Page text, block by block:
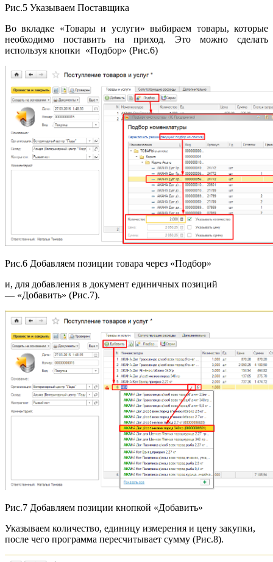
Рис.5 Указываем Поставщика
Во вкладке «Товары и услуги» выбираем товары, которые
необходимо поставить на приход. Это можно сделать
используя кнопки «Подбор» (Рис.6)
Рис.6 Добавляем позиции товара через «Подбор»
и, для добавления в документ единичных позиций
— «Добавить» (Рис.7).
Рис.7 Добавляем позиции кнопкой «Добавить»
Указываем количество, единицу измерения и цену закупки,
после чего программа пересчитывает сумму (Рис.8).